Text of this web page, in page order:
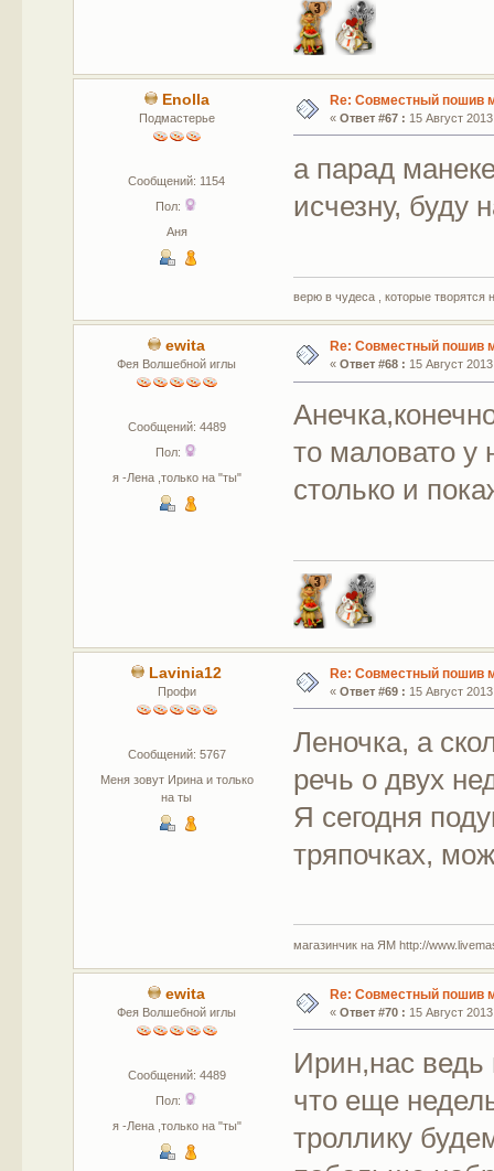
Enolla
Подмастерье
Сообщений: 1154
Пол:
Аня
Re: Совместный пошив
« Ответ #67 : 15 Август
а парад
исчезну, буду
верю в чудеса , которые творятся
ewita
Фея Волшебной иглы
Сообщений: 4489
Пол:
я -Лена ,только на "ты"
Re: Совместный пошив
« Ответ #68 : 15 Август
то маловато у
столько и
Lavinia12
Профи
Сообщений: 5767
Меня зовут Ирина и только
на ты
Re: Совместный пошив
« Ответ #69 : 15 Август
Леночка, а
речь о двух
Я сегодня
тряпочках,
магазинчик на ЯМ http://
ewita
Фея Волшебной иглы
Сообщений: 4489
Пол:
я -Лена ,только на "ты"
Re: Совместный пошив
« Ответ #70 : 15 Август
Ирин,нас ведь
что еще
троллику